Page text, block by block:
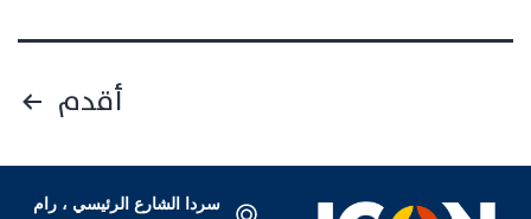
أقدم
سردا الشارع الرئيسي ، رام